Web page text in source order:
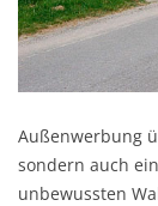
Außenwerbung
sondern auch
unbewussten